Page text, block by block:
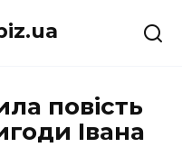
повість
Івана